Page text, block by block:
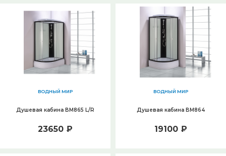
ВОДНЫЙ МИР
Душевая кабина ВМ865 L/R
23650 ₽
ВОДНЫЙ МИР
Душевая кабина ВМ864
19100 ₽